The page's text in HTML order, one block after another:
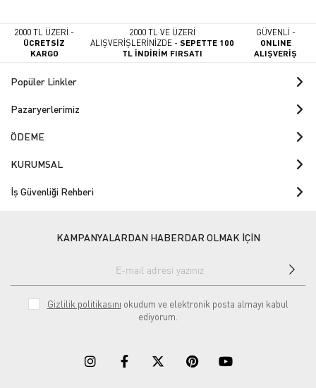
2000 TL ÜZERİ -
ÜCRETSİZ
KARGO
2000 TL VE ÜZERİ
ALIŞVERİŞLERİNİZDE -SEPETTE 100
TL İNDİRİM FIRSATI
GÜVENLİ -
ONLINE
ALIŞVERİŞ
Popüler Linkler
Pazaryerlerimiz
ÖDEME
KURUMSAL
İş Güvenliği Rehberi
KAMPANYALARDAN HABERDAR OLMAK İÇİN
Gizlilik politikasını okudum ve elektronik posta almayı kabul
ediyorum.